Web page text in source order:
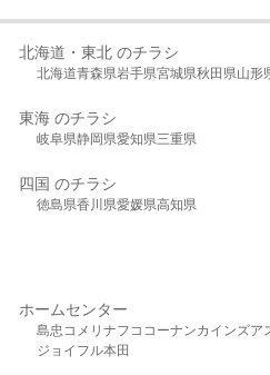
北海道・東北 のチラシ
北海道青森県岩手県宮城県秋田県山形
東海 のチラシ
岐阜県静岡県愛知県三重県
四国 のチラシ
徳島県香川県愛媛県高知県
ホームセンター
島忠 コメリ ナフコ コーナンカインズア
ジョイフル本田